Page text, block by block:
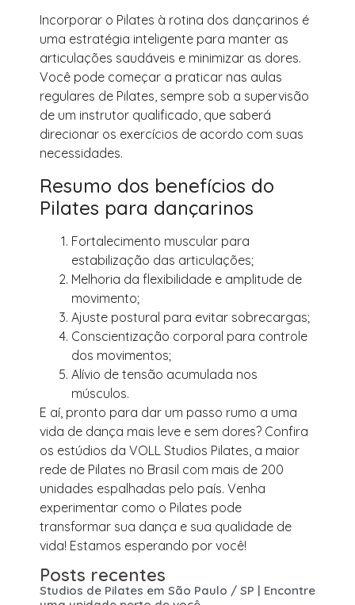
Incorporar o Pilates à rotina dos dançarinos é
uma estratégia inteligente para manter as
articulações saudáveis e minimizar as dores.
Você pode começar a praticar nas aulas
regulares de Pilates, sempre sob a supervisão
de um instrutor qualificado, que saberá
direcionar os exercícios de acordo com suas
necessidades.
Resumo dos benefícios do
Pilates para dançarinos
Fortalecimento muscular para
estabilização das articulações;
Melhoria da flexibilidade e amplitude de
movimento;
Ajuste postural para evitar sobrecargas;
Conscientização corporal para controle
dos movimentos;
Alívio de tensão acumulada nos
músculos.
E aí, pronto para dar um passo rumo a uma
vida de dança mais leve e sem dores? Confira
os estúdios da VOLL Studios Pilates, a maior
rede de Pilates no Brasil com mais de 200
unidades espalhadas pelo país. Venha
experimentar como o Pilates pode
transformar sua dança e sua qualidade de
vida! Estamos esperando por você!
Posts recentes
Studios de Pilates em São Paulo / SP | Encontre